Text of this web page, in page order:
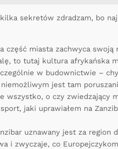
sekretów zdradzam, bo
miasta zachwyca swoją
to tutaj kultura afrykańska
w budownictwie –
jest tam
wszystko, o czy zwiedzający
jaki uprawiałem na
uznawany jest za
i zwyczaje, co